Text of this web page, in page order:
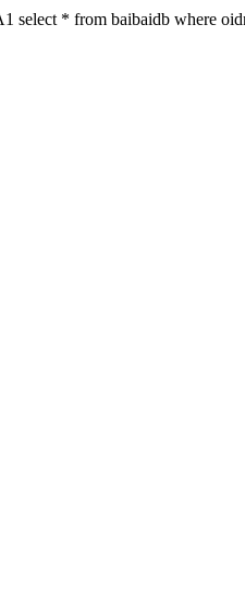
* from baibaidb where